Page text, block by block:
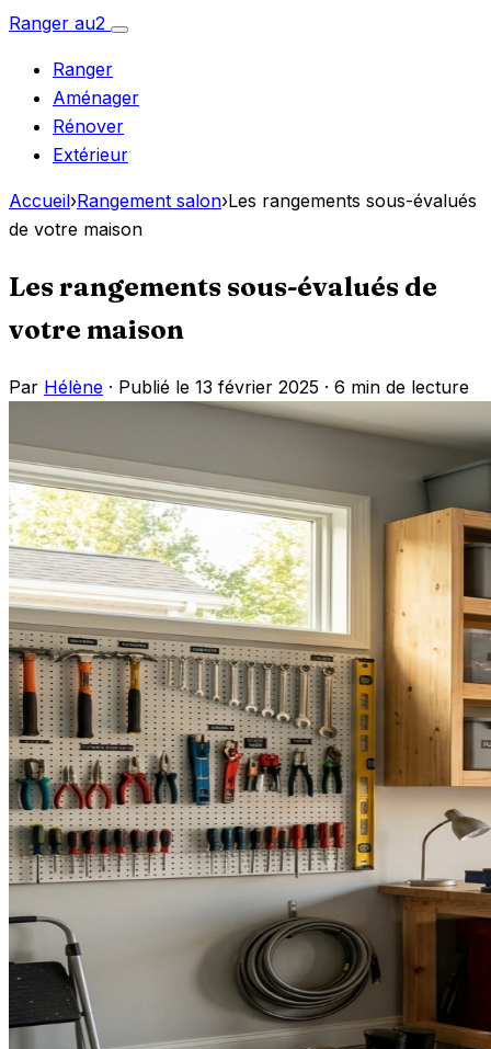
Aller
contenu
Ranger au2
Ouvrir
Ranger
Aménager
Rénover
Extérieur
Accueil›Rangement salon›Les rangements sous-évalués
de votre maison
Les rangements sous-évalués de
votre maison
Par Hélène · Publié le 13 février 2025 · 6 min de lecture